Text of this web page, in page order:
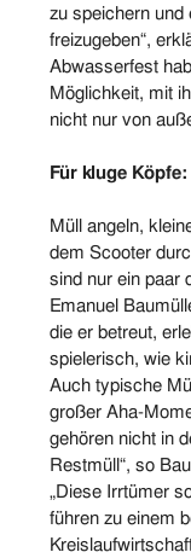
zu speichern und
freizugeben“,
Abwasserfest
Möglichkeit, mit
nicht nur von
Für kluge
Müll angeln,
dem Scooter
sind nur ein paar
Emanuel
die er betreut,
spielerisch, wie
Auch typische
großer Aha-
gehören nicht in
Restmüll“, so
„Diese Irrtümer
führen zu einem